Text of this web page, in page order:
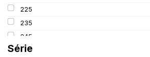
225
235
245
255
Série